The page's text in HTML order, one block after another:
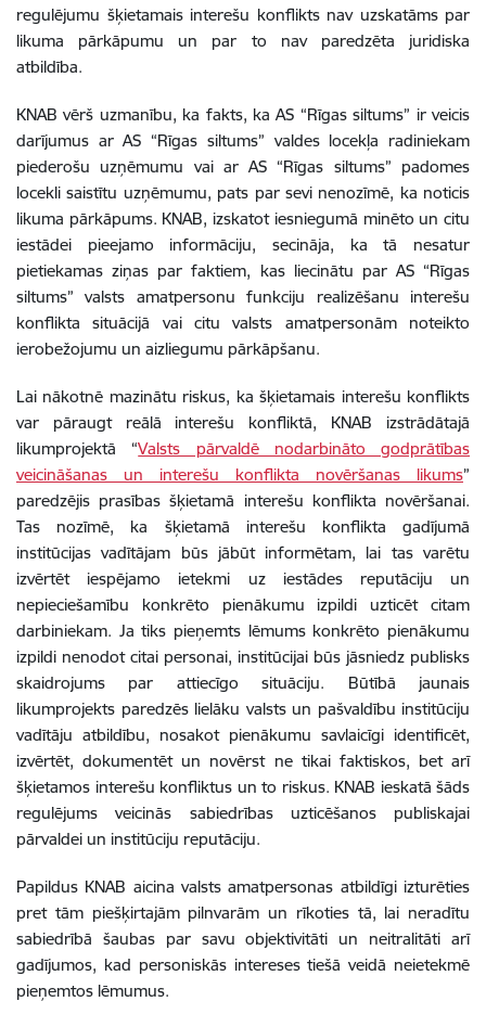
regulējumu šķietamais interešu konflikts nav uzskatāms par
likuma pārkāpumu un par to nav paredzēta juridiska
atbildība.
KNAB vērš uzmanību, ka fakts, ka AS “Rīgas siltums” ir veicis
darījumus ar AS “Rīgas siltums” valdes locekļa radiniekam
piederošu uzņēmumu vai ar AS “Rīgas siltums” padomes
locekli saistītu uzņēmumu, pats par sevi nenozīmē, ka noticis
likuma pārkāpums. KNAB, izskatot iesniegumā minēto un citu
iestādei pieejamo informāciju, secināja, ka tā nesatur
pietiekamas ziņas par faktiem, kas liecinātu par AS “Rīgas
siltums” valsts amatpersonu funkciju realizēšanu interešu
konflikta situācijā vai citu valsts amatpersonām noteikto
ierobežojumu un aizliegumu pārkāpšanu.
Lai nākotnē mazinātu riskus, ka šķietamais interešu konflikts
var pāraugt reālā interešu konfliktā, KNAB izstrādātajā
likumprojektā “Valsts pārvaldē nodarbināto godprātības
veicināšanas un interešu konflikta novēršanas likums”
paredzējis prasības šķietamā interešu konflikta novēršanai.
Tas nozīmē, ka šķietamā interešu konflikta gadījumā
institūcijas vadītājam būs jābūt informētam, lai tas varētu
izvērtēt iespējamo ietekmi uz iestādes reputāciju un
nepieciešamību konkrēto pienākumu izpildi uzticēt citam
darbiniekam. Ja tiks pieņemts lēmums konkrēto pienākumu
izpildi nenodot citai personai, institūcijai būs jāsniedz publisks
skaidrojums par attiecīgo situāciju. Būtībā jaunais
likumprojekts paredzēs lielāku valsts un pašvaldību institūciju
vadītāju atbildību, nosakot pienākumu savlaicīgi identificēt,
izvērtēt, dokumentēt un novērst ne tikai faktiskos, bet arī
šķietamos interešu konfliktus un to riskus. KNAB ieskatā šāds
regulējums veicinās sabiedrības uzticēšanos publiskajai
pārvaldei un institūciju reputāciju.
Papildus KNAB aicina valsts amatpersonas atbildīgi izturēties
pret tām piešķirtajām pilnvarām un rīkoties tā, lai neradītu
sabiedrībā šaubas par savu objektivitāti un neitralitāti arī
gadījumos, kad personiskās intereses tiešā veidā neietekmē
pieņemtos lēmumus.